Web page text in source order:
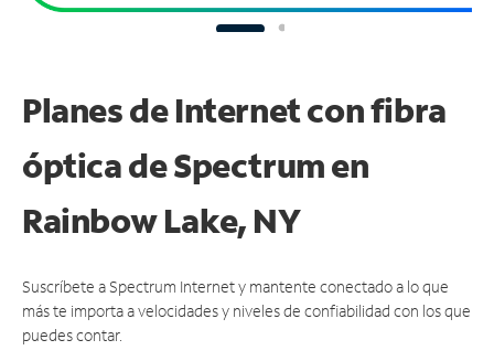
Planes de Internet con fibra
óptica de Spectrum en
Rainbow Lake, NY
Suscríbete a Spectrum Internet y mantente conectado a lo que
más te importa a velocidades y niveles de confiabilidad con los que
puedes contar.